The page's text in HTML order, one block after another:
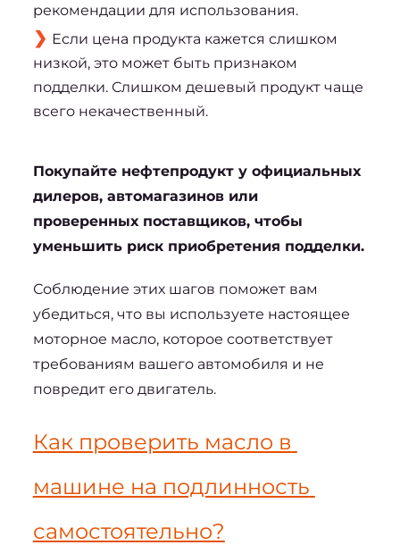
рекомендации для использования.
Если цена продукта кажется слишком
низкой, это может быть признаком
подделки. Слишком дешевый продукт чаще
всего некачественный.
Покупайте нефтепродукт у официальных
дилеров, автомагазинов или
проверенных поставщиков, чтобы
уменьшить риск приобретения подделки.
Соблюдение этих шагов поможет вам
убедиться, что вы используете настоящее
моторное масло, которое соответствует
требованиям вашего автомобиля и не
повредит его двигатель.
Как проверить масло в
машине на подлинность
самостоятельно?